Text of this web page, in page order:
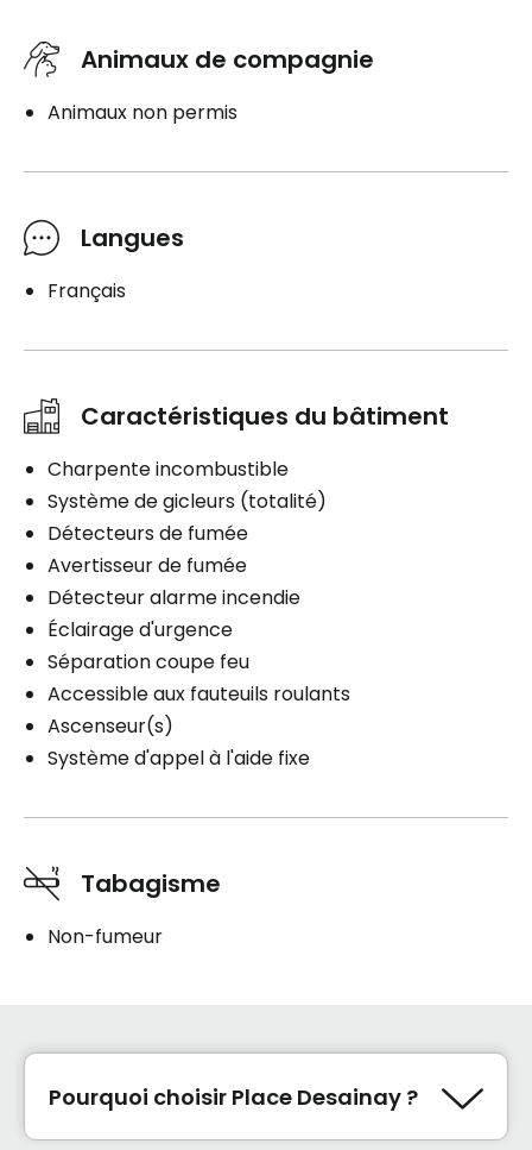
Animaux de compagnie
Animaux non permis
Langues
Français
Caractéristiques du bâtiment
Charpente incombustible
Système de gicleurs (totalité)
Détecteurs de fumée
Avertisseur de fumée
Détecteur alarme incendie
Éclairage d'urgence
Séparation coupe feu
Accessible aux fauteuils roulants
Ascenseur(s)
Système d'appel à l'aide fixe
Tabagisme
Non-fumeur
Pourquoi choisir Place Desainay ?